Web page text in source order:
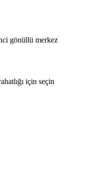
gönüllü merkez
için seçin